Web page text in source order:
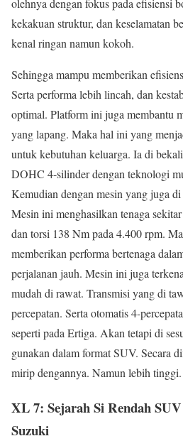
olehnya dengan fokus pada efisiensi
kekakuan struktur, dan keselamatan
kenal ringan namun kokoh.
Sehingga mampu memberikan
Serta performa lebih lincah, dan
optimal. Platform ini juga membantu
yang lapang. Maka hal ini yang
untuk kebutuhan keluarga. Ia di
DOHC 4-silinder dengan teknologi
Kemudian dengan mesin yang juga
Mesin ini menghasilkan tenaga
dan torsi 138 Nm pada 4.400 rpm.
memberikan performa bertenaga
perjalanan jauh. Mesin ini juga
mudah di rawat. Transmisi yang di
percepatan. Serta otomatis 4-
seperti pada Ertiga. Akan tetapi di
gunakan dalam format SUV. Secara
mirip dengannya. Namun lebih tinggi.
XL 7: Sejarah Si Rendah
Suzuki